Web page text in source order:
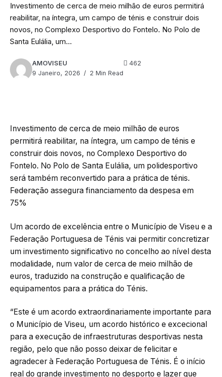
Investimento de cerca de meio milhão de euros permitirá
reabilitar, na íntegra, um campo de ténis e construir dois
novos, no Complexo Desportivo do Fontelo. No Polo de
Santa Eulália, um...
AMOVISEU
9 Janeiro, 2026
2 Min Read
462
Investimento de cerca de meio milhão de euros
permitirá reabilitar, na íntegra, um campo de ténis e
construir dois novos, no Complexo Desportivo do
Fontelo. No Polo de Santa Eulália, um polidesportivo
será também reconvertido para a prática de ténis.
Federação assegura financiamento da despesa em
75%
Um acordo de excelência entre o Município de Viseu e a
Federação Portuguesa de Ténis vai permitir concretizar
um investimento significativo no concelho ao nível desta
modalidade, num valor de cerca de meio milhão de
euros, traduzido na construção e qualificação de
equipamentos para a prática do Ténis.
“Este é um acordo extraordinariamente importante para
o Município de Viseu, um acordo histórico e excecional
para a execução de infraestruturas desportivas nesta
região, pelo que não posso deixar de felicitar e
agradecer à Federação Portuguesa de Ténis. É o início
real do grande investimento no desporto e lazer que